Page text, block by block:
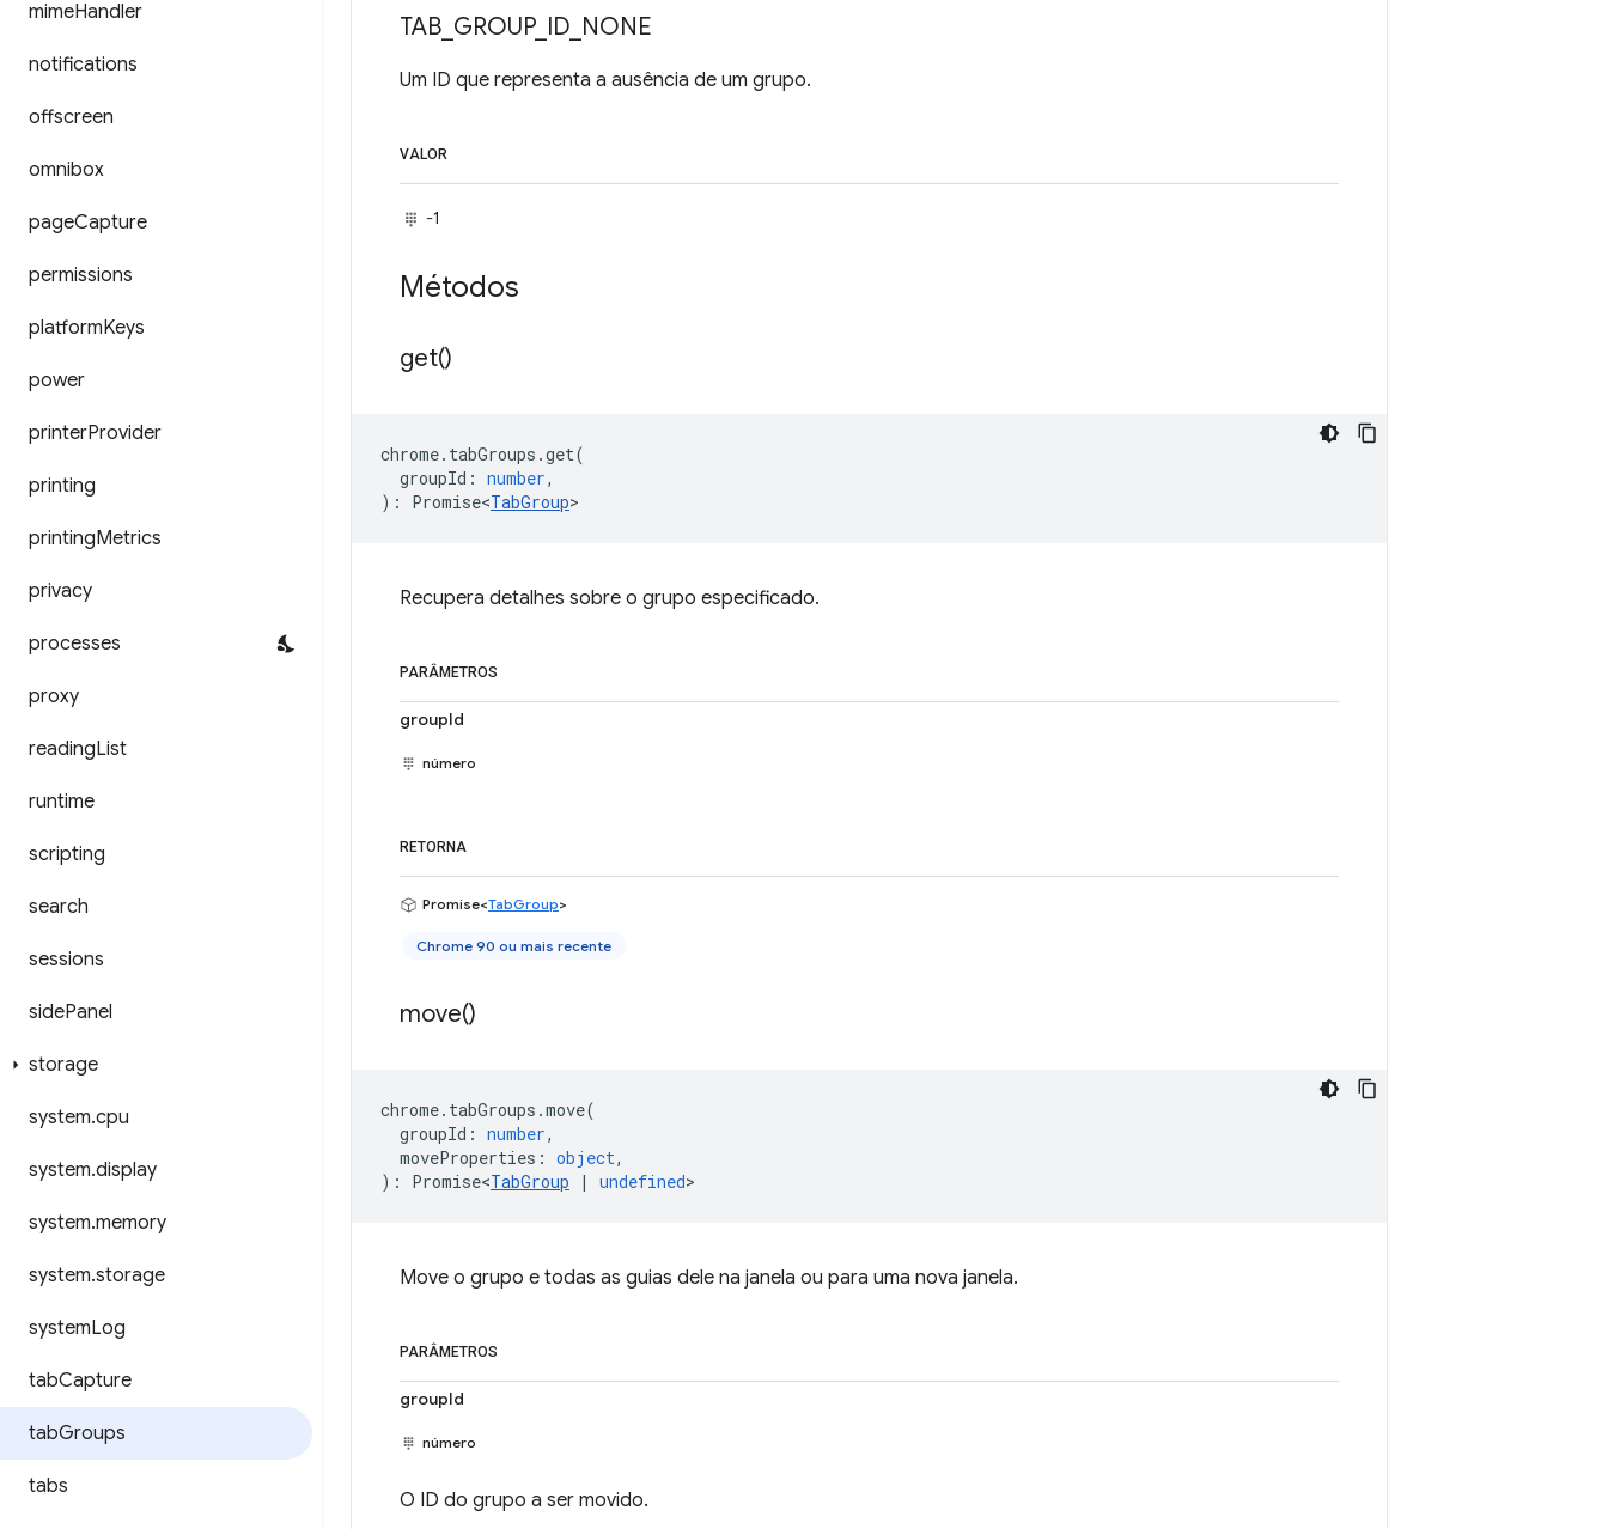
mimeHandler
notifications
offscreen
omnibox
pageCapture
permissions
platformKeys
power
printerProvider
printing
printingMetrics
privacy
processes
proxy
readingList
runtime
scripting
search
sessions
sidePanel
storage
system.cpu
system.display
system.memory
system.storage
systemLog
tabCapture
tabGroups
tabs
TAB GROUP_ ID NONE
Um ID que representa a ausência de um grupo.
VALOR
-1
Métodos
get()
chrome. tabGroups .get(
groupId : number,
) : Promise<TabGroup>
Recupera detalhes sobre o grupo especificado.
PARÂMETROS
groupId
número
RETORNA
Promise<TabGroup>
Chrome 90 ou mais recente
move()
chrome. tabGroups .move(
groupId : number,
moveProperties : object,
) : Promise<TabGroup | undefined>
Move o grupo e todas as guias dele na janela ou para uma nova janela.
PARÂMETROS
groupId
número
O ID do grupo a ser movido.